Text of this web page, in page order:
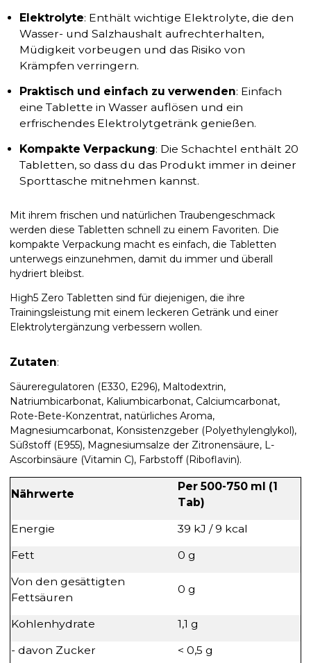
Elektrolyte: Enthält wichtige Elektrolyte, die den
Wasser- und Salzhaushalt aufrechterhalten,
Müdigkeit vorbeugen und das Risiko von
Krämpfen verringern.
Praktisch und einfach zu verwenden: Einfach
eine Tablette in Wasser auflösen und ein
erfrischendes Elektrolytgetränk genießen.
Kompakte Verpackung: Die Schachtel enthält 20
Tabletten, so dass du das Produkt immer in deiner
Sporttasche mitnehmen kannst.
Mit ihrem frischen und natürlichen Traubengeschmack
werden diese Tabletten schnell zu einem Favoriten. Die
kompakte Verpackung macht es einfach, die Tabletten
unterwegs einzunehmen, damit du immer und überall
hydriert bleibst.
High5 Zero Tabletten sind für diejenigen, die ihre
Trainingsleistung mit einem leckeren Getränk und einer
Elektrolytergänzung verbessern wollen.
Zutaten:
Säureregulatoren (E330, E296), Maltodextrin,
Natriumbicarbonat, Kaliumbicarbonat, Calciumcarbonat,
Rote-Bete-Konzentrat, natürliches Aroma,
Magnesiumcarbonat, Konsistenzgeber (Polyethylenglykol),
Süßstoff (E955), Magnesiumsalze der Zitronensäure, L-
Ascorbinsäure (Vitamin C), Farbstoff (Riboflavin).
Nährwerte
Per 500-750 ml (1
Tab)
Energie
39 kJ / 9 kcal
Fett
0 g
Von den gesättigten
Fettsäuren
0 g
Kohlenhydrate
1,1 g
- davon Zucker
< 0,5 g